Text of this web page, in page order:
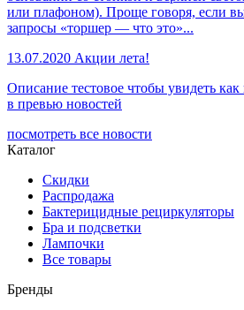
или плафоном). Проще говоря, если
запросы «торшер — что это»...
13.07.2020 Акции лета!
Описание тестовое чтобы увидеть как
в превью новостей
посмотреть все новости
Каталог
Скидки
Распродажа
Бактерицидные рециркуляторы
Бра и подсветки
Лампочки
Все товары
Бренды